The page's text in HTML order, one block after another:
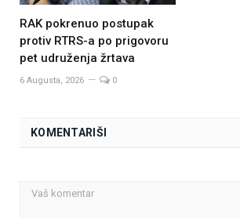
RAK pokrenuo postupak
protiv RTRS-a po prigovoru
pet udruženja žrtava
6 Augusta, 2026 0
KOMENTARIŠI